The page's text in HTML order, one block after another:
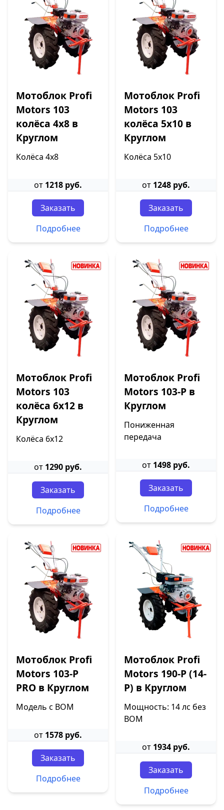
Мотоблок Profi
Motors 103
колёса 4х8 в
Круглом
Колёса 4х8
от 1218 руб.
Заказать
Подробнее
Мотоблок Profi
Motors 103
колёса 5х10 в
Круглом
Колёса 5х10
от 1248 руб.
Заказать
Подробнее
Мотоблок Profi
Motors 103
колёса 6х12 в
Круглом
Колёса 6х12
от 1290 руб.
Заказать
Подробнее
Мотоблок Profi
Motors 103-P в
Круглом
Пониженная
передача
от 1498 руб.
Заказать
Подробнее
Мотоблок Profi
Motors 103-P
PRO в Круглом
Модель с ВОМ
от 1578 руб.
Заказать
Подробнее
Мотоблок Profi
Motors 190-P (14-
P) в Круглом
Мощность: 14 лс без
ВОМ
от 1934 руб.
Заказать
Подробнее